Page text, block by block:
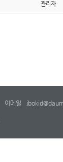
관리자
이메일